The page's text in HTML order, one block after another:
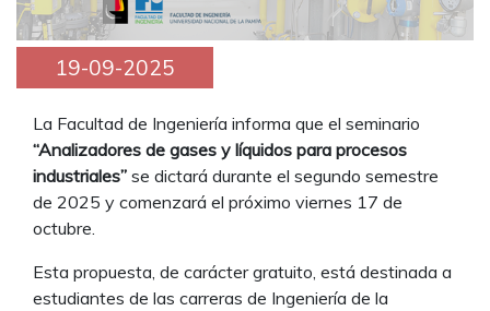
19-09-2025
La Facultad de Ingeniería informa que el seminario
“Analizadores de gases y líquidos para procesos
industriales” se dictará durante el segundo semestre
de 2025 y comenzará el próximo viernes 17 de
octubre.
Esta propuesta, de carácter gratuito, está destinada a
estudiantes de las carreras de Ingeniería de la